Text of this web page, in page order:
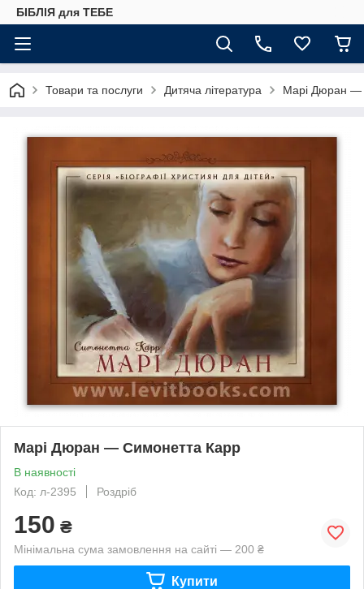
БІБЛІЯ для ТЕБЕ
Товари та послуги Дитяча література Марі Дюран —
Марі Дюран — Симонетта Карр
В наявності
Код: л-2395
Роздріб
150 ₴
Мінімальна сума замовлення на сайті — 200 ₴
Купити